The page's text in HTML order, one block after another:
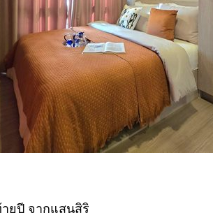
ยปี จากแสนสิริ